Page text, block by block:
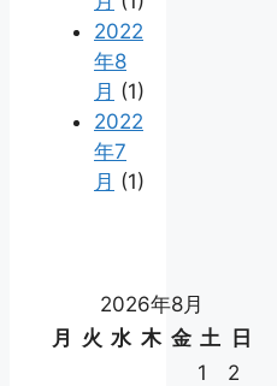
2022
年8
月 (1)
2022
年7
月 (1)
2026年8月
月
火 水 木 金 土
日
1
2